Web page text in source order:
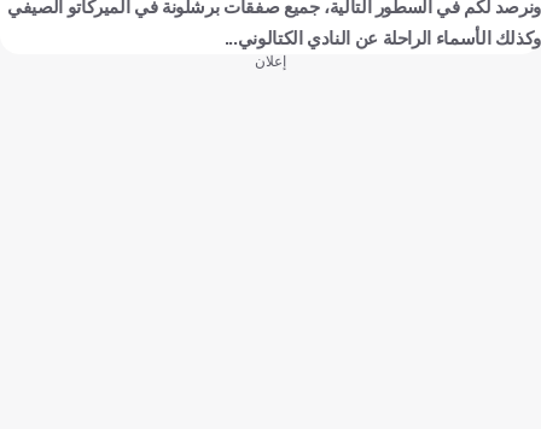
ونرصد لكم في السطور التالية، جميع صفقات برشلونة في الميركاتو الصيفي
وكذلك الأسماء الراحلة عن النادي الكتالوني...
إعلان